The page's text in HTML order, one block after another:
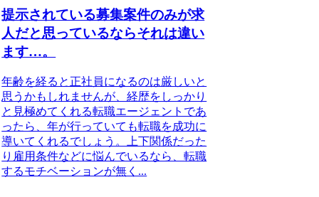
提示されている募集案件のみが求
人だと思っているならそれは違い
ます…。
年齢を経ると正社員になるのは厳しいと
思うかもしれませんが、経歴をしっかり
と見極めてくれる転職エージェントであ
ったら、年が行っていても転職を成功に
導いてくれるでしょう。上下関係だった
り雇用条件などに悩んでいるなら、転職
するモチベーションが無く...